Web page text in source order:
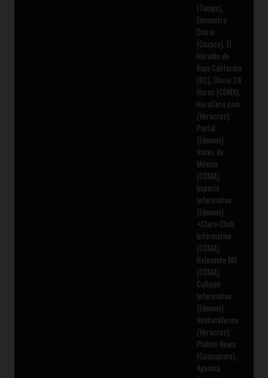
(Tamps),
Encuentro
Diario
(Oaxaca), El
Heraldo de
Baja California
(BC), Diario 24
Horas (CDMX),
HoraCero.com
(Veracruz),
Portal
(Edomex),
Voces de
México
(CDMX),
Imperio
Informativo
(Edomex),
+Claro-Click
Informativo
(CDMX),
Relevante MX
(CDMX),
Callejón
Informativo
(Edomex),
VentanaVermx
(Veracruz),
Platino News
(Guanajuato),
Agencia